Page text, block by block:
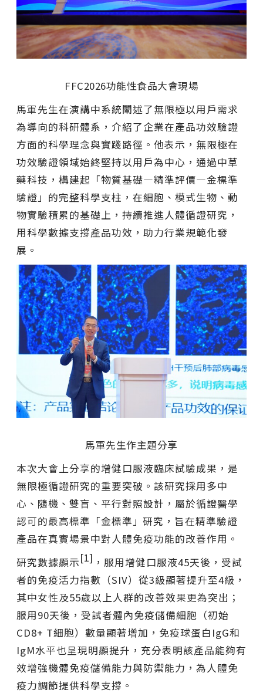
FFC2026功能性食品大會現場
馬軍先生在演講中系統闡述了無限極以用戶需求
為導向的科研體系，介紹了企業在產品功效驗證
方面的科學理念與實踐路徑。他表示，無限極在
功效驗證領域始終堅持以用戶為中心，通過中草
藥科技，構建起 「物質基礎—精準評價—金標準
驗證 」 的完整科學支柱，在細胞、模式生物、動
物實驗積累的基礎上，持續推進人體循證研究，
用科學數據支撐產品功效，助力行業規範化發
展。
馬軍先生作主題分享
本次大會上分享的增健口服液臨床試驗成果，是
無限極循證研究的重要突破。該研究採用多中
心、隨機、雙盲、平行對照設計，屬於循證醫學
認可的最高標準 「金標準」 研究，旨在精準驗證
產品在真實場景中對人體免疫功能的改善作用。
研究數據顯示[1] ，服用增健口服液45天後，受試
者的免疫活力指數（SIV）從3級顯著提升至4級，
其中女性及55歲以上人群的改善效果更為突出；
服用90天後，受試者體內免疫儲備細胞（初始
CD8+ T細胞）數量顯著增加，免疫球蛋白IgG和
IgM水平也呈現明顯提升，充分表明該產品能夠有
效增強機體免疫儲備能力與防禦能力，為人體免
疫力調節提供科學支撐。